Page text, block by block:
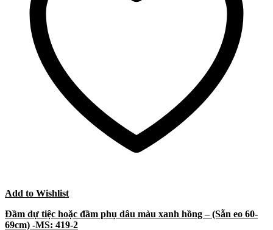
Add to Wishlist
Đầm dự tiệc hoặc đầm phụ dâu màu xanh hồng – (Sẵn eo 60-
69cm) -MS: 419-2